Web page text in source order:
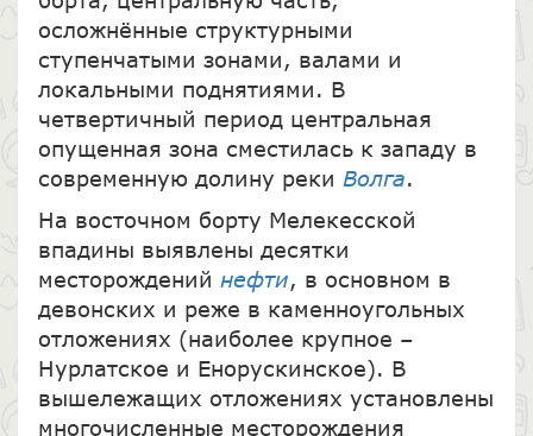
осложнённые структурными
ступенчатыми зонами, валами и
локальными поднятиями. В
четвертичный период центральная
опущенная зона сместилась к западу в
современную долину реки Волга.
На восточном борту Мелекесской
впадины выявлены десятки
месторождений нефти, в основном в
девонских и реже в каменноугольных
отложениях (наиболее крупное –
Нурлатское и Енорускинское). В
вышележащих отложениях установлены
многочисленные месторождения